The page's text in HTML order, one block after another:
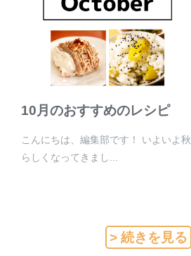
10月のおすすめのレシピ
こんにちは、編集部です！ いよいよ秋
らしくなってきまし...
> 続きを見る